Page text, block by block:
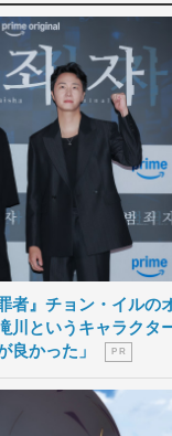
者』チョン・イルの
というキャラクタ
良かった」
P R